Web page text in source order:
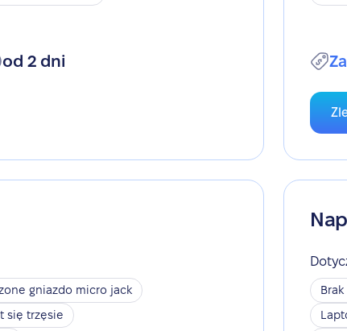
od 2 dni
gniazdo micro jack
się trzęsie